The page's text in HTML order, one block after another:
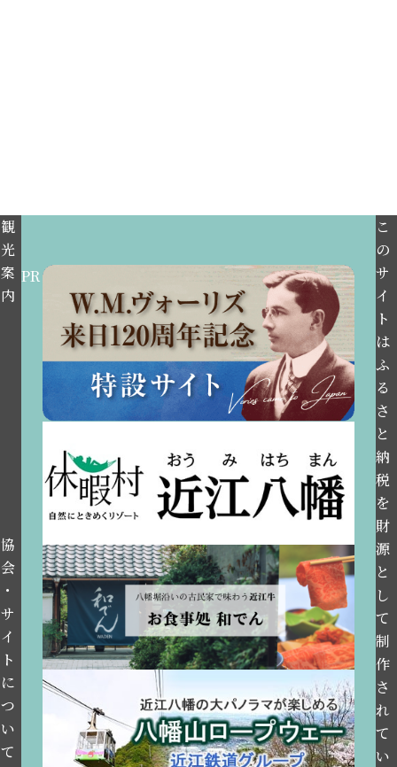
観
光
案
内
協
会
・
サ
イ
ト
に
つ
い
て
PR
こ
の
サ
イ
ト
は
ふ
る
さ
と
納
税
を
財
源
と
し
て
制
作
さ
れ
て
い